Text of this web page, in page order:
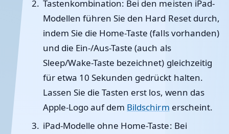
Tastenkombination: Bei den meisten iPad-
Modellen führen Sie den Hard Reset durch,
indem Sie die Home-Taste (falls vorhanden)
und die Ein-/Aus-Taste (auch als
Sleep/Wake-Taste bezeichnet) gleichzeitig
für etwa 10 Sekunden gedrückt halten.
Lassen Sie die Tasten erst los, wenn das
Apple-Logo auf dem Bildschirm erscheint.
iPad-Modelle ohne Home-Taste: Bei